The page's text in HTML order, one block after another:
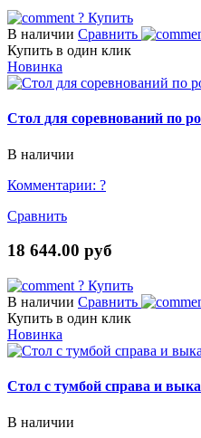
? Купить
В наличии Сравнить
Купить в один клик
Новинка
Стол для соревнований по
В наличии
Комментарии: ?
Сравнить
18 644.00 руб
? Купить
В наличии Сравнить
Купить в один клик
Новинка
Стол с тумбой справа и
В наличии